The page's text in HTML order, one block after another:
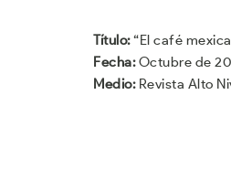
Título:“El café
Fecha:Octubre de
Medio:Revista Alto